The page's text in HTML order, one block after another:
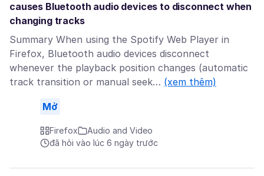
causes Bluetooth audio devices to disconnect when
changing tracks
Summary When using the Spotify Web Player in
Firefox, Bluetooth audio devices disconnect
whenever the playback position changes (automatic
track transition or manual seek… (xem thêm)
Mở
Firefox
Audio and Video
đã hỏi vào lúc 6 ngày trước